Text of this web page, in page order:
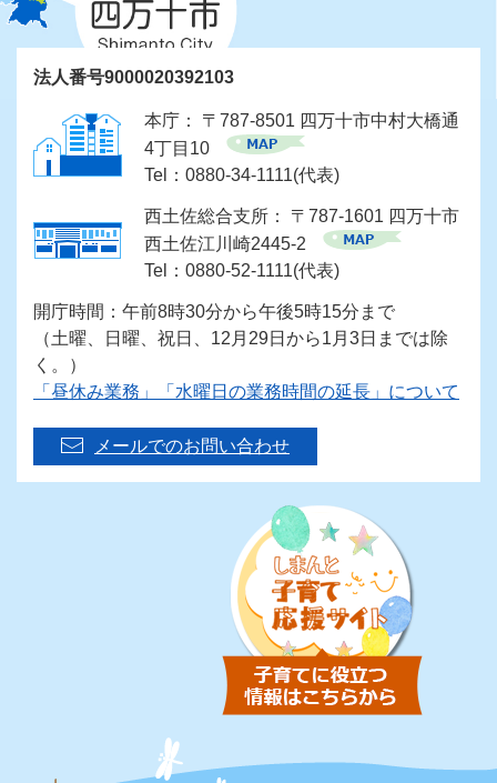
法人番号9000020392103
本庁： 〒787-8501 四万十市中村大橋通
4丁目10
Tel：0880-34-1111(代表)
西土佐総合支所： 〒787-1601 四万十市
西土佐江川崎2445-2
Tel：0880-52-1111(代表)
開庁時間：午前8時30分から午後5時15分まで
（土曜、日曜、祝日、12月29日から1月3日までは除
く。）
「昼休み業務」「水曜日の業務時間の延長」について
メールでのお問い合わせ